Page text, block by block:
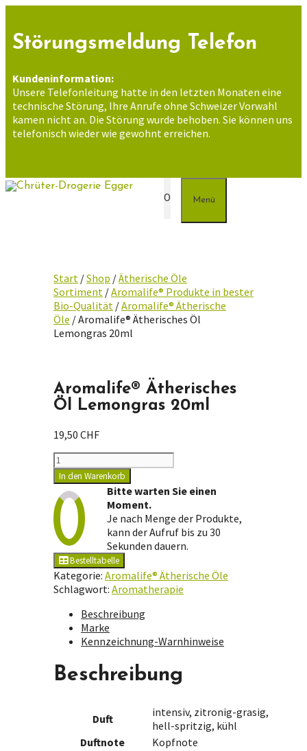
springen
Störungsmeldung Telefon
Kundeninformation:
Unsere Telefonleitung hatte in den letzten Monaten eine
technische Störung, Ihre Anrufe ohne Schweizer Vorwahl
kamen nicht an. Die Störung wurde behoben. Sie können uns
telefonisch wieder wie gewohnt erreichen.
0 Menü
Start /Shop /Ätherische Öle
Sortiment /Aromalife® Produkte in bester
Bio-Qualität /Aromalife® Ätherische
Öle / Aromalife® Ätherisches Öl
Lemongras 20ml
Aromalife® Ätherisches
Öl Lemongras 20ml
19,50 CHF
Aromalife®
Ätherisches
Öl
Lemongras
20ml
Menge
In den Warenkorb
Bitte warten Sie einen
Moment.
Je nach Menge der Produkte,
kann der Aufruf bis zu 30
Sekunden dauern.
Bestelltabelle
Kategorie: Aromalife® Ätherische Öle
Schlagwort: Aromatherapie
Beschreibung
Marke
Kennzeichnung-Warnhinweise
Beschreibung
Duft
intensiv, zitronig-grasig,
hell-spritzig, kühl
Duftnote
Kopfnote